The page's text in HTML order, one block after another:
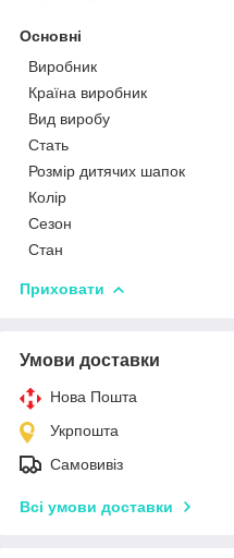
Основні
Виробник
Країна виробник
Вид виробу
Стать
Розмір дитячих шапок
Колір
Сезон
Стан
Приховати
Умови доставки
Нова Пошта
Укрпошта
Самовивіз
Всі умови доставки